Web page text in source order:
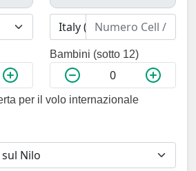
Bambini (sotto 12)
per il volo internazionale